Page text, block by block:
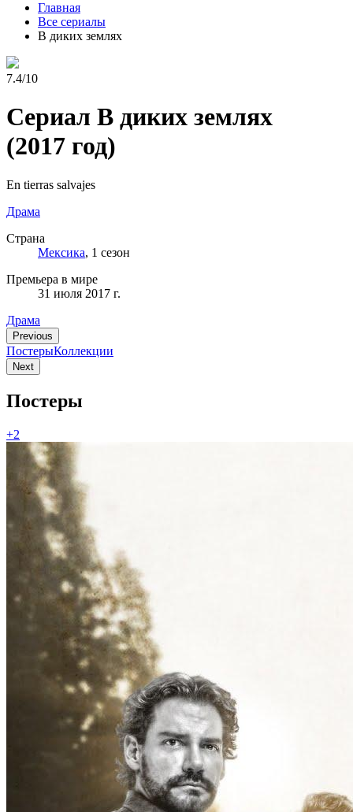
Главная
Все сериалы
В диких землях
7.4/10
Сериал В диких землях
(2017 год)
En tierras salvajes
Драма
Страна
Мексика, 1 сезон
Премьера в мире
31 июля 2017 г.
Драма
Previous
ПостерыКоллекции
Next
Постеры
+2